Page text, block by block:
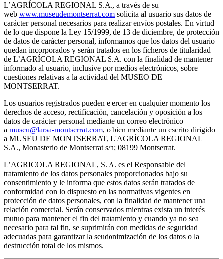
L’AGRÍCOLA REGIONAL S.A., a través de su
web www.museudemontserrat.com solicita al usuario sus datos de
carácter personal necesarios para realizar envíos postales. En virtud
de lo que dispone la Ley 15/1999, de 13 de diciembre, de protección
de datos de carácter personal, informamos que los datos del usuario
quedan incorporados y serán tratados en los ficheros de titularidad
de L’AGRÍCOLA REGIONAL S.A. con la finalidad de mantener
informado al usuario, inclusive por medios electrónicos, sobre
cuestiones relativas a la actividad del MUSEO DE
MONTSERRAT.
Los usuarios registrados pueden ejercer en cualquier momento los
derechos de acceso, rectificación, cancelación y oposición a los
datos de carácter personal mediante un correo electrónico
a museu@larsa-montserrat.com, o bien mediante un escrito dirigido
a MUSEU DE MONTSERRAT, L'AGRÍCOLA REGIONAL
S.A., Monasterio de Montserrat s/n; 08199 Montserrat.
L’AGRICOLA REGIONAL, S. A. es el Responsable del
tratamiento de los datos personales proporcionados bajo su
consentimiento y le informa que estos datos serán tratados de
conformidad con lo dispuesto en las normativas vigentes en
protección de datos personales, con la finalidad de mantener una
relación comercial. Serán conservados mientras exista un interés
mutuo para mantener el fin del tratamiento y cuando ya no sea
necesario para tal fin, se suprimirán con medidas de seguridad
adecuadas para garantizar la seudonimización de los datos o la
destrucción total de los mismos.